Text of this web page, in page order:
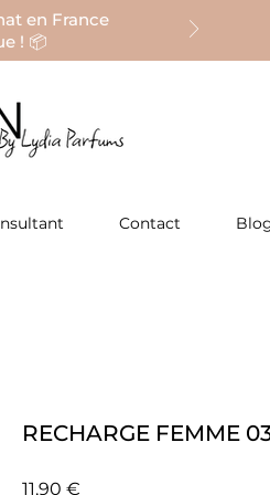
en France
! 📦
Contact
RECHARGE FEMME
11,90 €